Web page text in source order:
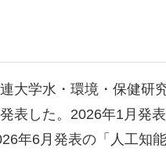
大学水・環境・保健研
表した。2026年1月発
年6月発表の「人工知